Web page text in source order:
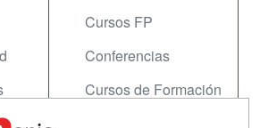
Cursos FP
Conferencias
Cursos de Formación